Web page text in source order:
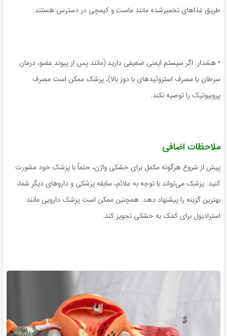
طریق غذاهای تخمیرشده مانند ماست و کیمچی در دسترس هستند.
• هشدار: اگر سیستم ایمنی ضعیفی دارید (مانند پس از پیوند عضو، درمان
سرطان یا مصرف استروئیدهای با دوز بالا)، پزشک ممکن است مصرف
پروبیوتیک را توصیه نکند.
ملاحظات اضافی
پیش از شروع هرگونه مکمل برای خشکی واژن، حتماً با پزشک خود مشورت
کنید. پزشک می‌تواند با توجه به علائم، سابقه پزشکی و داروهای دیگر شما،
بهترین گزینه را پیشنهاد دهد. همچنین ممکن است پزشک دارویی مانند
استرادیول برای کمک به خشکی تجویز کند.